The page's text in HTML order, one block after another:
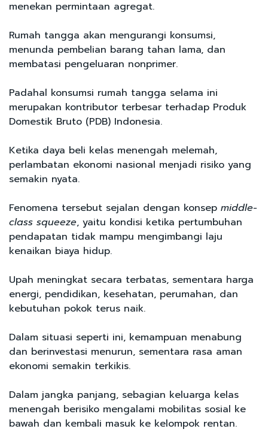
menekan permintaan agregat.
Rumah tangga akan mengurangi konsumsi,
menunda pembelian barang tahan lama, dan
membatasi pengeluaran nonprimer.
Padahal konsumsi rumah tangga selama ini
merupakan kontributor terbesar terhadap Produk
Domestik Bruto (PDB) Indonesia.
Ketika daya beli kelas menengah melemah,
perlambatan ekonomi nasional menjadi risiko yang
semakin nyata.
Fenomena tersebut sejalan dengan konsep middle-
class squeeze, yaitu kondisi ketika pertumbuhan
pendapatan tidak mampu mengimbangi laju
kenaikan biaya hidup.
Upah meningkat secara terbatas, sementara harga
energi, pendidikan, kesehatan, perumahan, dan
kebutuhan pokok terus naik.
Dalam situasi seperti ini, kemampuan menabung
dan berinvestasi menurun, sementara rasa aman
ekonomi semakin terkikis.
Dalam jangka panjang, sebagian keluarga kelas
menengah berisiko mengalami mobilitas sosial ke
bawah dan kembali masuk ke kelompok rentan.